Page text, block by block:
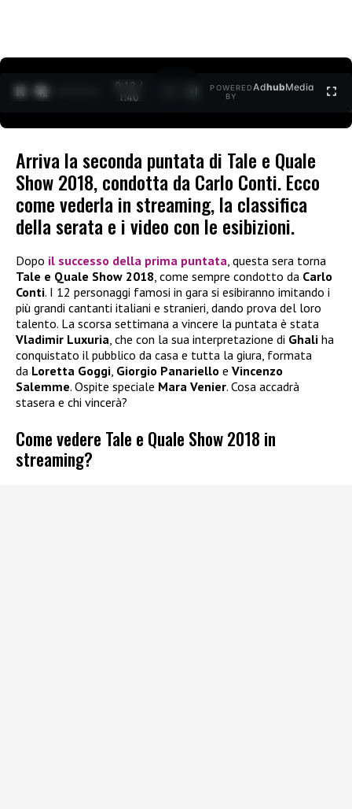
0:12 /
1:40
POWERED
BY
AdhubMedia
Arriva la seconda puntata di Tale e Quale
Show 2018, condotta da Carlo Conti. Ecco
come vederla in streaming, la classifica
della serata e i video con le esibizioni.
Dopo il successo della prima puntata, questa sera torna
Tale e Quale Show 2018, come sempre condotto da Carlo
Conti. I 12 personaggi famosi in gara si esibiranno imitando i
più grandi cantanti italiani e stranieri, dando prova del loro
talento. La scorsa settimana a vincere la puntata è stata
Vladimir Luxuria, che con la sua interpretazione di Ghali ha
conquistato il pubblico da casa e tutta la giura, formata
da Loretta Goggi, Giorgio Panariello e Vincenzo
Salemme. Ospite speciale Mara Venier. Cosa accadrà
stasera e chi vincerà?
Come vedere Tale e Quale Show 2018 in
streaming?